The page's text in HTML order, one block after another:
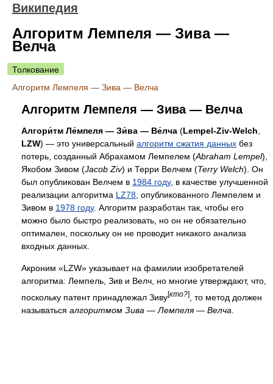
Википедия
Алгоритм Лемпеля — Зива —
Велча
Толкование
Алгоритм Лемпеля — Зива — Велча
Алгоритм Лемпеля — Зива — Велча
Алгори́тм Ле́мпеля — Зи́ва — Ве́лча (Lempel-Ziv-Welch
LZW) — это универсальный алгоритм сжатия данных без
потерь, созданный Абрахамом Лемпелем (Abraham Lempel),
Якобом Зивом (Jacob Ziv) и Терри Велчем (Terry Welch). Он
был опубликован Велчем в 1984 году, в качестве улучшенной
реализации алгоритма LZ78 , опубликованного Лемпелем и
Зивом в 1978 году. Алгоритм разработан так, чтобы его
можно было быстро реализовать, но он не обязательно
оптимален, поскольку он не проводит никакого анализа
входных данных.
Акроним «LZW» указывает на фамилии изобретателей
алгоритма: Лемпель, Зив и Велч, но многие утверждают, что,
поскольку патент принадлежал Зиву[кто?]
, то метод должен
называться алгоритмом Зива — Лемпеля — Велча